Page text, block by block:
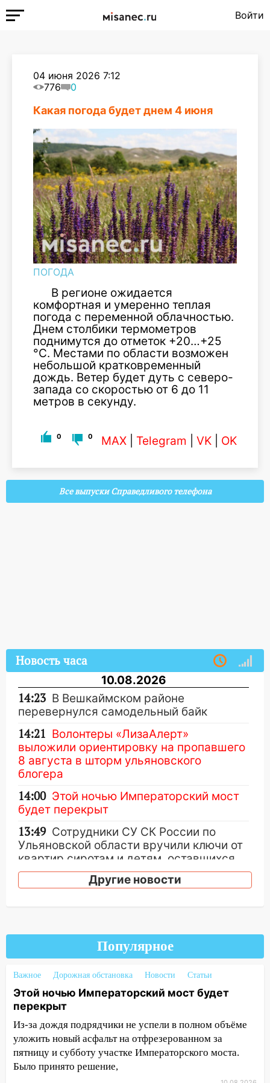
Войти
04 июня 2026 7:12
776
0
Какая погода будет днем 4 июня
ПОГОДА
В регионе ожидается
комфортная и умеренно теплая
погода с переменной облачностью.
Днем столбики термометров
поднимутся до отметок +20…+25
°C. Местами по области возможен
небольшой кратковременный
дождь. Ветер будет дуть с северо-
запада со скоростью от 6 до 11
метров в секунду.
0 0 MAX Telegram VK OK
Все выпуски Справедливого телефона
Новость часа
10.08.2026
14:23 В Вешкаймском районе
перевернулся самодельный байк
14:21 Волонтеры «ЛизаАлерт»
выложили ориентировку на пропавшего
8 августа в шторм ульяновского
блогера
14:00 Этой ночью Императорский мост
будет перекрыт
13:49 Сотрудники СУ СК России по
Ульяновской области вручили ключи от
квартир сиротам и детям, оставшихся
без попечения родителей
перилами, рассказал о событиях
13:05
17-летний парень находился за
рулем мотоцикла во время ДТП в Новом
городе: в ГАИ прокомментировали
сегодняшнюю аварию
12:59 Губернатор Ульяновской области
выразил соболезнования в связи с
трагедией в Нижнекамске
Другие новости
Популярное
Важное Дорожная обстановка Новости Статьи
Этой ночью Императорский мост будет
перекрыт
Из-за дождя подрядчики не успели в полном объёме
уложить новый асфальт на отфрезерованном за
пятницу и субботу участке Императорского моста.
Было принято решение,